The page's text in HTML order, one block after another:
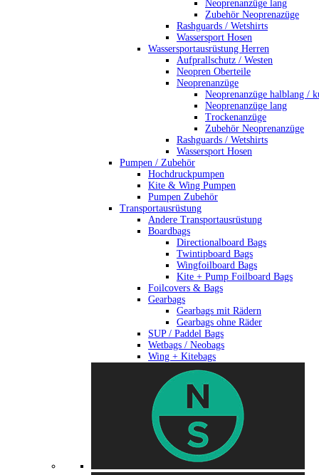
Neoprenanzüge lang
Zubehör Neoprenazüge
Rashguards / Wetshirts
Wassersport Hosen
Wassersportausrüstung Herren
Aufprallschutz / Westen
Neopren Oberteile
Neoprenanzüge
Neoprenanzüge halblang /
Neoprenanzüge lang
Trockenanzüge
Zubehör Neoprenanzüge
Rashguards / Wetshirts
Wassersport Hosen
Pumpen / Zubehör
Hochdruckpumpen
Kite & Wing Pumpen
Pumpen Zubehör
Transportausrüstung
Andere Transportausrüstung
Boardbags
Directionalboard Bags
Twintipboard Bags
Wingfoilboard Bags
Kite + Pump Foilboard Bags
Foilcovers & Bags
Gearbags
Gearbags mit Rädern
Gearbags ohne Räder
SUP / Paddel Bags
Wetbags / Neobags
Wing + Kitebags